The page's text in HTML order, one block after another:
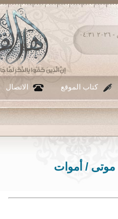
السبت ٠٨ - أغسطس - ٢٠٢٦ ٠٤:٣١
كتاب الموقع الاتصال
موتى / أموات